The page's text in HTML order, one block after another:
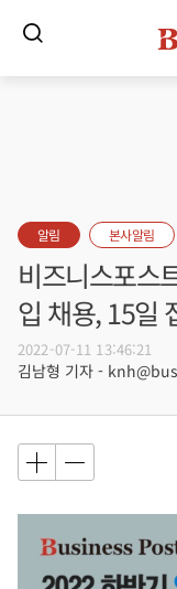
알림 본사알림
비즈니스포스
입 채용, 15일
2022-07-11 13:46:21
김남형 기자 -